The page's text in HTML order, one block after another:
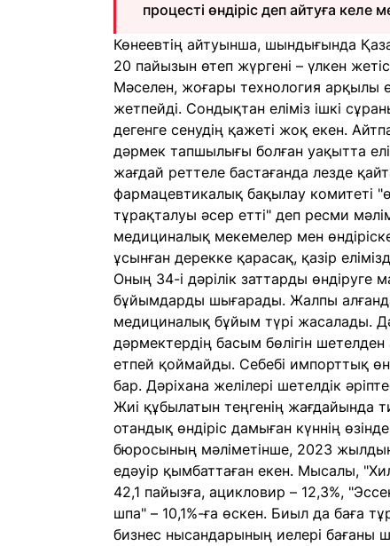
процесті өндіріс деп айтуға
Көнеевтің айтуынша, шындығында
20 пайызын өтеп жүргені – үлкен
Мәселен, жоғары технология арқылы
жетпейді. Сондықтан еліміз ішкі
дегенге сенудің қажеті жоқ екен.
дәрмек тапшылығы болған уақытта
жағдай реттеле бастағанда лезде
фармацевтикалық бақылау комитеті
тұрақталуы әсер етті" деп ресми
медициналық мекемелер мен
ұсынған дерекке қарасақ, қазір
Оның 34-і дәрілік заттарды өндіруге
бұйымдарды шығарады. Жалпы
медициналық бұйым түрі жасалады.
дәрмектердің басым бөлігін
етпей қоймайды. Себебі импорттық
бар. Дәріхана желілері шетелдік
Жиі құбылатын теңгенің жағдайында
отандық өндіріс дамыған күннің
бюросының мәліметінше, 2023
едәуір қымбаттаған екен. Мысалы,
42,1 пайызға, ацикловир – 12,3%,
шпа" – 10,1%-ға өскен. Биыл да баға
бизнес нысандарының иелері бағаны